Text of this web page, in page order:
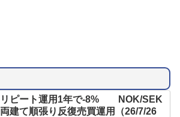
リピート運用1年で-8% NOK/SEK
両建て順張り反復売買運用（26/7/26